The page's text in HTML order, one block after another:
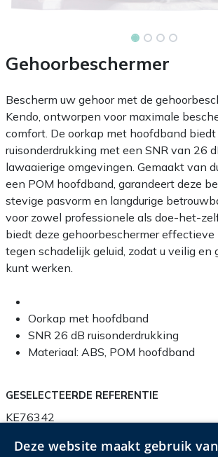
Gehoorbeschermer
Bescherm uw gehoor met de
Kendo, ontworpen voor maximale
comfort. De oorkap met hoofdband
ruisonderdrukking met een SNR van 26
lawaaierige omgevingen. Gemaakt van
een POM hoofdband, garandeert deze
stevige pasvorm en langdurige
voor zowel professionele als doe-het-
biedt deze gehoorbeschermer effectieve
tegen schadelijk geluid, zodat u veilig en
kunt werken.
Oorkap met hoofdband
SNR 26 dB ruisonderdrukking
Materiaal: ABS, POM hoofdband
GESELECTEERDE REFERENTIE
KE76342
Deze website maakt gebruik van